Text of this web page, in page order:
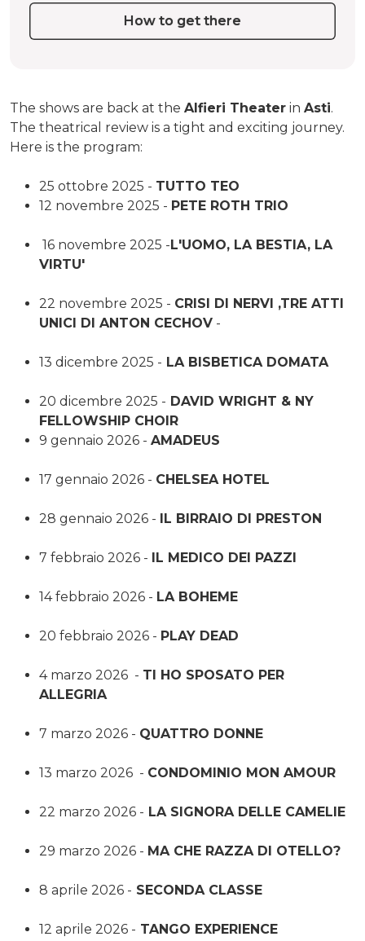
The shows are back at the Alfieri Theater in Asti.
The theatrical review is a tight and exciting journey.
Here is the program:
25 ottobre 2025 - TUTTO TEO
12 novembre 2025 - PETE ROTH TRIO
16 novembre 2025 -L'UOMO, LA BESTIA, LA
VIRTU'
22 novembre 2025 - CRISI DI NERVI ,TRE ATTI
UNICI DI ANTON CECHOV -
13 dicembre 2025 - LA BISBETICA DOMATA
20 dicembre 2025 - DAVID WRIGHT & NY
FELLOWSHIP CHOIR
9 gennaio 2026 - AMADEUS
17 gennaio 2026 - CHELSEA HOTEL
28 gennaio 2026 - IL BIRRAIO DI PRESTON
7 febbraio 2026 - IL MEDICO DEI PAZZI
14 febbraio 2026 - LA BOHEME
20 febbraio 2026 - PLAY DEAD
4 marzo 2026 - TI HO SPOSATO PER
ALLEGRIA
7 marzo 2026 - QUATTRO DONNE
13 marzo 2026 - CONDOMINIO MON AMOUR
22 marzo 2026 - LA SIGNORA DELLE CAMELIE
29 marzo 2026 - MA CHE RAZZA DI OTELLO?
8 aprile 2026 - SECONDA CLASSE
12 aprile 2026 - TANGO EXPERIENCE
How to get there